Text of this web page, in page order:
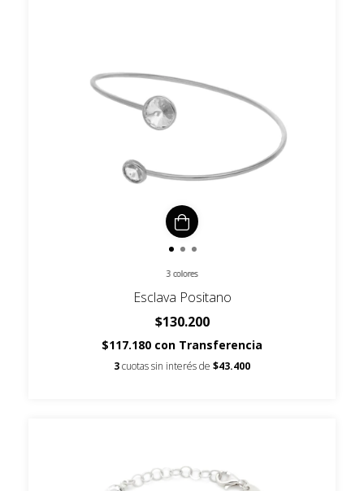
3 colores
Esclava Positano
$130.200
$117.180 con Transferencia
3cuotas sin interés de $43.400